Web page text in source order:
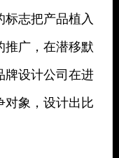
志把产品植入
广，在潜移默
牌设计公司在进
象，设计出比